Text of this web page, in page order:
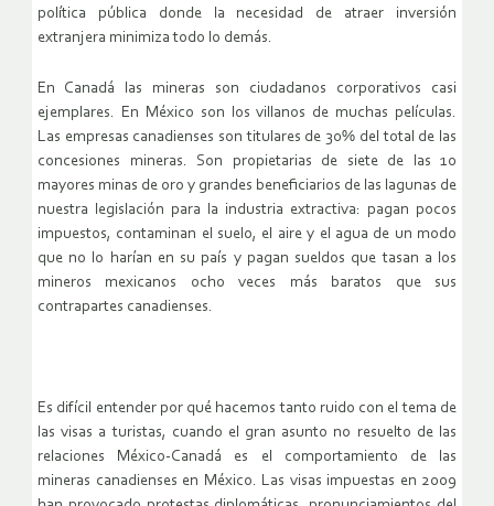
política pública donde la necesidad de atraer inversión
extranjera minimiza todo lo demás.
En Canadá las mineras son ciudadanos corporativos casi
ejemplares. En México son los villanos de muchas películas.
Las empresas canadienses son titulares de 30% del total de las
concesiones mineras. Son propietarias de siete de las 10
mayores minas de oro y grandes beneficiarios de las lagunas de
nuestra legislación para la industria extractiva: pagan pocos
impuestos, contaminan el suelo, el aire y el agua de un modo
que no lo harían en su país y pagan sueldos que tasan a los
mineros mexicanos ocho veces más baratos que sus
contrapartes canadienses.
Es difícil entender por qué hacemos tanto ruido con el tema de
las visas a turistas, cuando el gran asunto no resuelto de las
relaciones México-Canadá es el comportamiento de las
mineras canadienses en México. Las visas impuestas en 2009